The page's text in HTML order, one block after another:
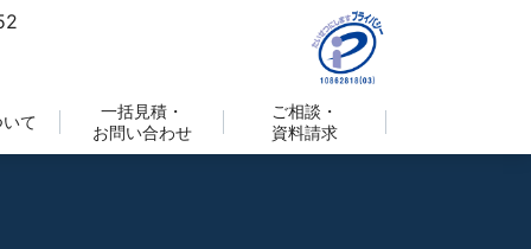
て
一括見積・
お問い合わせ
ご相談・
資料請求